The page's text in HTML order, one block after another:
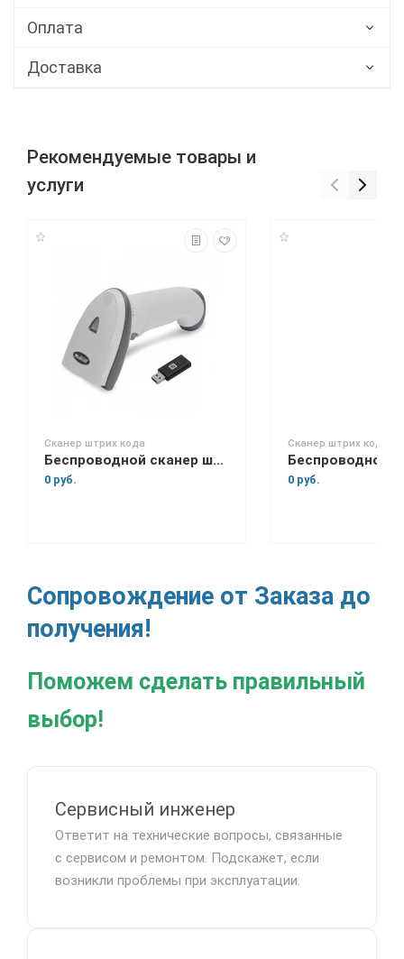
Оплата
Доставка
Рекомендуемые товары и
услуги
Сканер штрих кода
Беспроводной сканер штрих-кода Mertech CL-2200 P2D
0 руб.
Сканер штрих кода
0 руб.
Сопровождение от Заказа до
получения!
Поможем сделать правильный
выбор!
Сервисный инженер
Ответит на технические вопросы, связанные
с сервисом и ремонтом. Подскажет, если
возникли проблемы при эксплуатации.